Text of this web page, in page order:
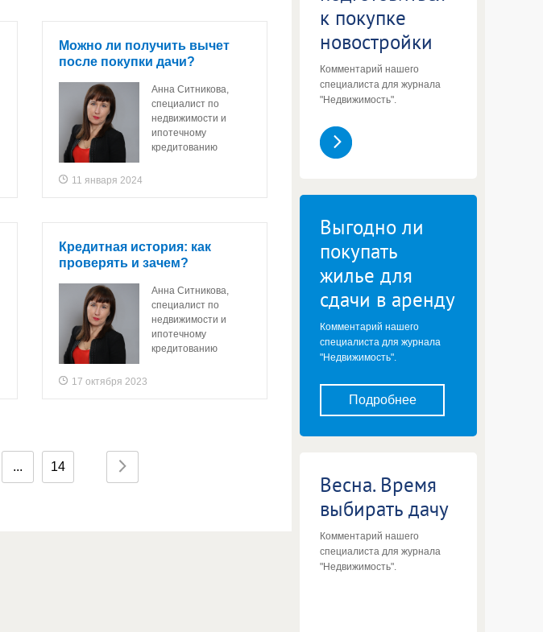
Можно ли получить вычет
после покупки дачи?
Анна Ситникова,
специалист по
недвижимости и
ипотечному
кредитованию
11 января 2024
Кредитная история: как
проверять и зачем?
Анна Ситникова,
специалист по
недвижимости и
ипотечному
кредитованию
17 октября 2023
... 14
к покупке
новостройки
Комментарий нашего
специалиста для журнала
"Недвижимость".
Выгодно ли
покупать
жилье для
сдачи в аренду
Комментарий нашего
специалиста для журнала
"Недвижимость".
Подробнее
Весна. Время
выбирать дачу
Комментарий нашего
специалиста для журнала
"Недвижимость".